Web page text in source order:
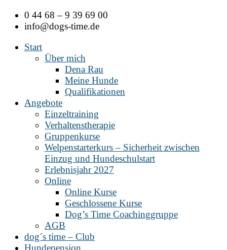
Zum
Inhalt
0 44 68 – 9 39 69 00
info@dogs-time.de
Start
Über mich
Dena Rau
Meine Hunde
Qualifikationen
Angebote
Einzeltraining
Verhaltenstherapie
Gruppenkurse
Welpenstarterkurs – Sicherheit zwischen
Einzug und Hundeschulstart
Erlebnisjahr 2027
Online
Online Kurse
Geschlossene Kurse
Dog’s Time Coachinggruppe
AGB
dog´s time – Club
Hundepension